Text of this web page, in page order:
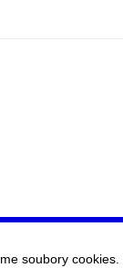
soubory cookies.